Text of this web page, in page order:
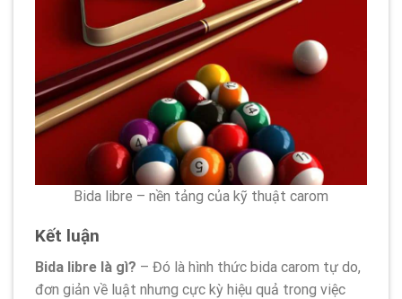
Bida libre – nền tảng của kỹ thuật carom
Kết luận
Bida libre là gì? – Đó là hình thức bida carom tự do,
đơn giản về luật nhưng cực kỳ hiệu quả trong việc